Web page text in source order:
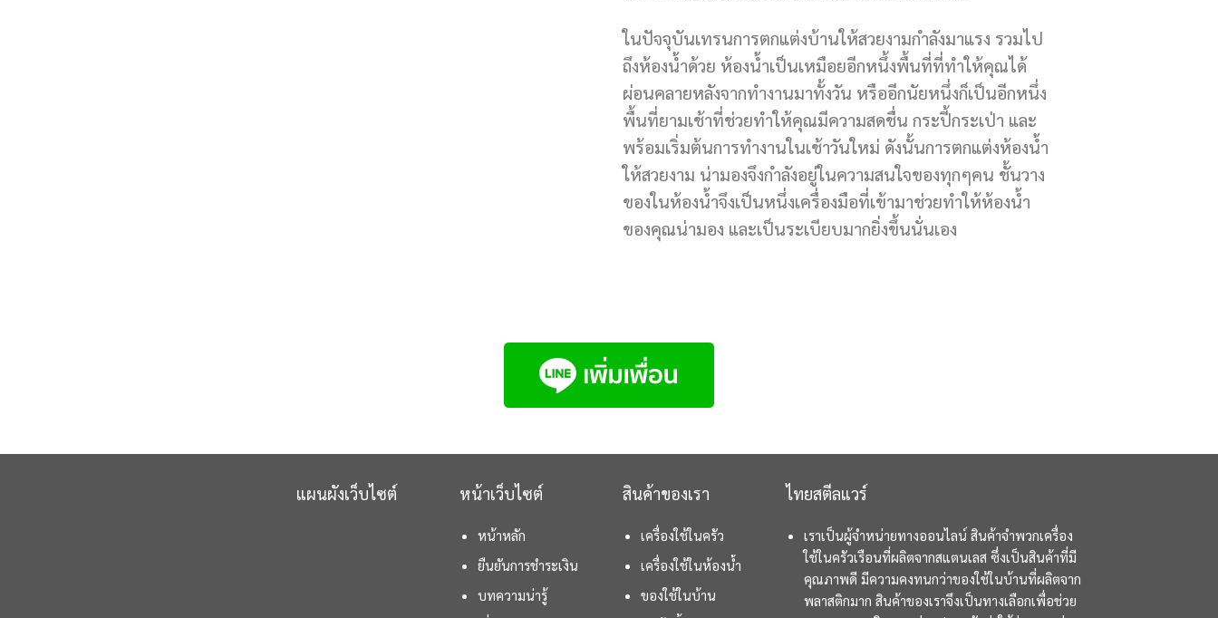
ในปัจจุบันเทรนการตกแต่งบ้านให้สวยงามกำลังมาแรง รวมไป
ถึงห้องน้ำด้วย ห้องน้ำเป็นเหมือยอีกหนึ้งพื้นที่ที่ทำให้คุณได้
ผ่อนคลายหลังจากทำงานมาทั้งวัน หรืออีกนัยหนึ่งก็เป็นอีกหนึ่ง
พื้นที่ยามเช้าที่ช่วยทำให้คุณมีความสดชื่น กระปี้กระเป่า และ
พร้อมเริ่มต้นการทำงานในเช้าวันใหม่ ดังนั้นการตกแต่งห้องน้ำ
ให้สวยงาม น่ามองจึงกำลังอยู่ในความสนใจของทุกๆคน ชั้นวาง
ของในห้องน้ำจึงเป็นหนึ่งเครื่องมือที่เข้ามาช่วยทำให้ห้องน้ำ
ของคุณน่ามอง และเป็นระเบียบมากยิ่งขึ้นนั่นเอง
แผนผังเว็บไซต์ หน้าเว็บไซต์
หน้าหลัก
ยืนยันการชำระเงิน
บทความน่ารู้
สินค้าของเรา
เครื่องใช้ในครัว
เครื่องใช้ในห้องน้ำ
ของใช้ในบ้าน
ไทยสตีลแวร์
เราเป็นผู้จำหน่ายทางออนไลน์ สินค้าจำพวกเครื่อง
ใช้ในครัวเรือนที่ผลิตจากสแตนเลส ซึ่งเป็นสินค้าที่มี
คุณภาพดี มีความคงทนกว่าของใช้ในบ้านที่ผลิตจาก
พลาสติกมาก สินค้าของเราจึงเป็นทางเลือกเพื่อช่วย